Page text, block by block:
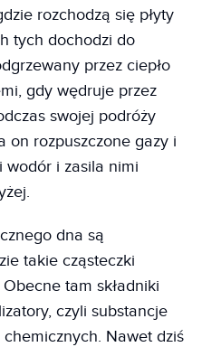
rozchodzą się płyty
tych dochodzi do
przez ciepło
gdy wędruje przez
swojej podróży
on rozpuszczone gazy i
wodór i zasila nimi
dna są
takie cząsteczki
tam składniki
czyli substancje
Nawet dziś